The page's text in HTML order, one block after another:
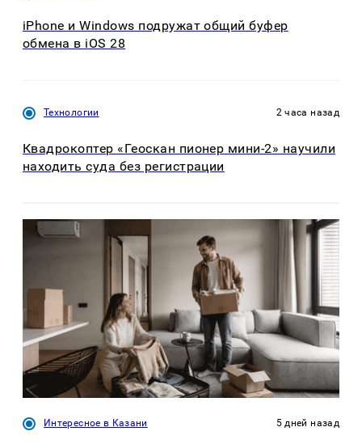
iPhone и Windows подружат общий буфер
обмена в iOS 28
Технологии 2 часа назад
Квадрокоптер «Геоскан пионер мини-2» научили
находить суда без регистрации
Интересное в Казани 5 дней назад